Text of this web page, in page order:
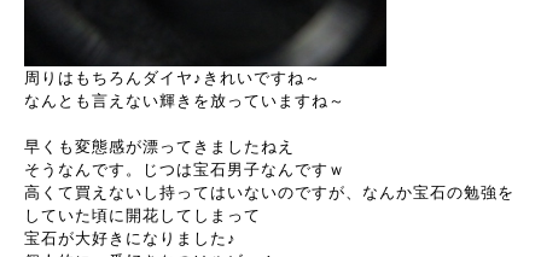
周りはもちろんダイヤ♪きれいですね～
なんとも言えない輝きを放っていますね～
早くも変態感が漂ってきましたねえ
そうなんです。じつは宝石男子なんですｗ
高くて買えないし持ってはいないのですが、なんか宝石の勉強を
していた頃に開花してしまって
宝石が大好きになりました♪